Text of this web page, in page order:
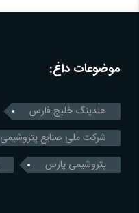
موضوعات داغ:
هلدینگ خلیج فارس
شرکت ملی صنایع پتروشیمی
پتروشیمی پارس